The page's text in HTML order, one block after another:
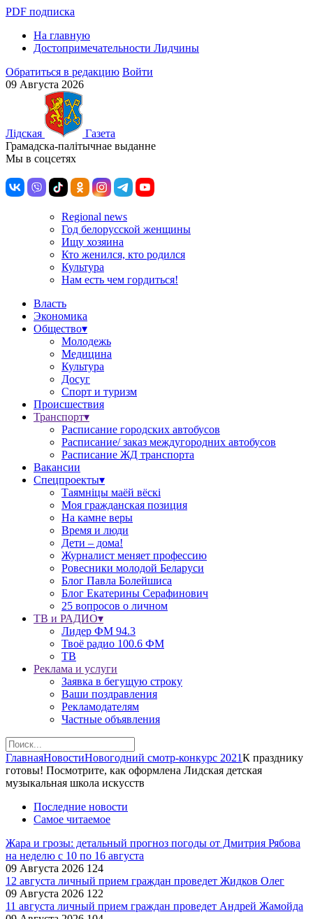
PDF подписка
На главную
Достопримечательности Лидчины
Обратиться в редакцию Войти
09 Августа 2026
Лiдская
Газета
Грамадска-палiтычнае выданне
Мы в соцсетях
Regional news
Год белорусской женщины
Ищу хозяина
Кто женился, кто родился
Культура
Нам есть чем гордиться!
Власть
Экономика
Общество▾
Молодежь
Медицина
Культура
Досуг
Спорт и туризм
Происшествия
Транспорт▾
Расписание городских автобусов
Расписание/ заказ междугородних автобусов
Расписание ЖД транспорта
Вакансии
Спецпроекты▾
Таямніцы маёй вёскі
Моя гражданская позиция
На камне веры
Время и люди
Дети – дома!
Журналист меняет профессию
Ровесники молодой Беларуси
Блог Павла Болейшиса
Блог Екатерины Серафинович
25 вопросов о личном
ТВ и РАДИО▾
Лидер ФМ 94.3
Твоё радио 100.6 ФМ
ТВ
Реклама и услуги
Заявка в бегущую строку
Ваши поздравления
Рекламодателям
Частные объявления
ГлавнаяНовостиНовогодний смотр-конкурс 2021К празднику
готовы! Посмотрите, как оформлена Лидская детская
музыкальная школа искусств
Последние новости
Самое читаемое
Жара и грозы: детальный прогноз погоды от Дмитрия Рябова
на неделю с 10 по 16 августа
09 Августа 2026 124
12 августа личный прием граждан проведет Жидков Олег
09 Августа 2026 122
11 августа личный прием граждан проведет Андрей Жамойда